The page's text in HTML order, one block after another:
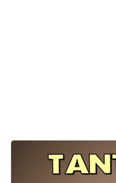
Cartoline musicali
Cartoline animate